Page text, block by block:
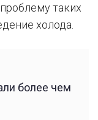
таких
холода.
более чем